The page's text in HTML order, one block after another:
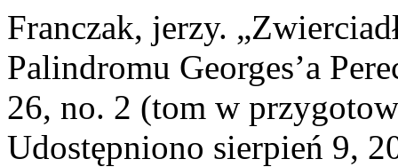
Franczak, jerzy.
Palindromu Georges’a
26, no. 2 (tom w
Udostępniono sierpień 9,